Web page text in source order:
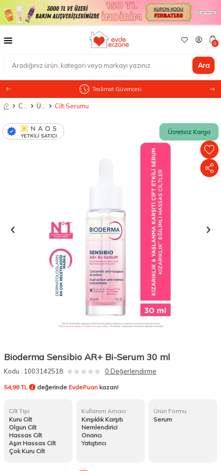
Ara
0
Teslimat Güvencesi
Anasayfa Cilt Serumu
Ücretsiz Kargo
Bioderma Sensibio AR+ Bi-Serum 30 ml
Kodu : 1003142518 0 Değerlendirme
54,98 TL değerinde EvdePuan kazan!
Cilt Tipi
Kuru Cilt
Olgun Cilt
Hassas Cilt
Aşırı Hassas Cilt
Çok Kuru Cilt
Kullanım Amacı
Kırışıklık Karşıtı
Nemlendirici
Onarıcı
Yatıştırıcı
Ürün Formu
Serum